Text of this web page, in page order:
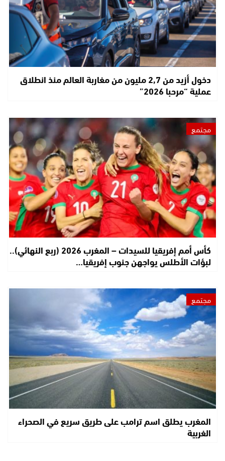
دخول أزيد من 2,7 مليون من مغاربة العالم منذ انطلاق
عملية “مرحبا 2026”
مجتمع
كأس أمم إفريقيا للسيدات – المغرب 2026 (ربع النهائي)..
لبؤات الأطلس يواجهن جنوب إفريقيا…
مجتمع
المغرب يطلق اسم ترامب على طريق سريع في الصحراء
الغربية